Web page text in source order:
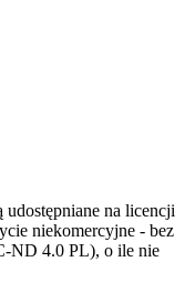
na licencji
niekomercyjne - bez
ND 4.0 PL), o ile nie